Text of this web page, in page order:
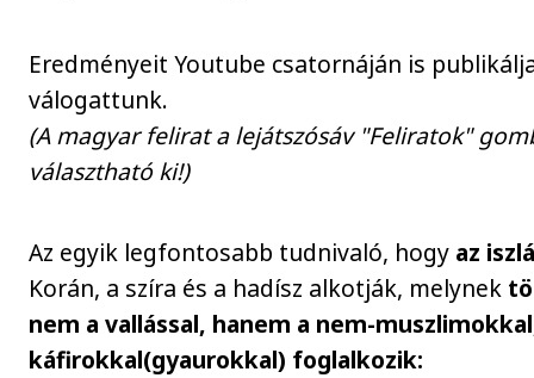
Eredményeit Youtube csatornáján is
válogattunk.
(A magyar felirat a lejátszósáv "Feliratok"
választható ki!)
Az egyik legfontosabb tudnivaló, hogy az
Korán, a szíra és a hadísz alkotják, melynek
nem a vallással, hanem a nem-
káfirokkal(gyaurokkal) foglalkozik: